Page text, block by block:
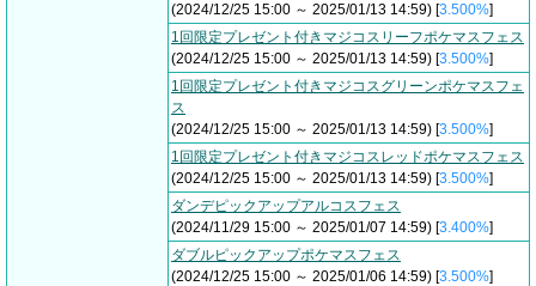
(2024/12/25 15:00 ～ 2025/01/13 14:59) [3.500%]
1回限定プレゼント付きマジコスリーフポケマスフェス
(2024/12/25 15:00 ～ 2025/01/13 14:59) [3.500%]
1回限定プレゼント付きマジコスグリーンポケマスフェ
ス
(2024/12/25 15:00 ～ 2025/01/13 14:59) [3.500%]
1回限定プレゼント付きマジコスレッドポケマスフェス
(2024/12/25 15:00 ～ 2025/01/13 14:59) [3.500%]
ダンデピックアップアルコスフェス
(2024/11/29 15:00 ～ 2025/01/07 14:59) [3.400%]
ダブルピックアップポケマスフェス
(2024/12/25 15:00 ～ 2025/01/06 14:59) [3.500%]